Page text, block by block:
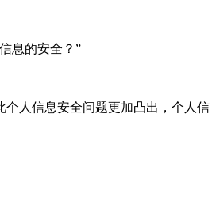
息的安全？”
个人信息安全问题更加凸出，个人信